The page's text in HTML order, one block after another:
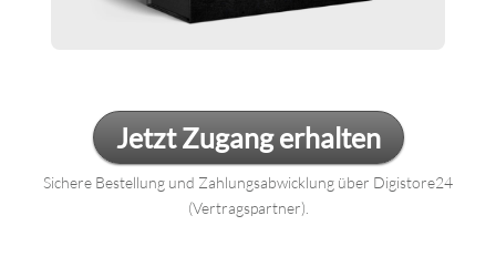
Jetzt Zugang erhalten
Sichere Bestellung und Zahlungsabwicklung über Digistore24
(Vertragspartner).